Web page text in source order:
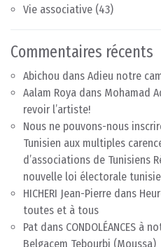
Vie associative (43)
Commentaires récents
Abichou dans Adieu notre
Aalam Roya dans Mohamad
revoir l’artiste!
Nous ne pouvons-nous
Tunisien aux multiples
d’associations de Tunisiens
nouvelle loi électorale
HICHERI Jean-Pierre dans
toutes et à tous
Pat dans CONDOLÉANCES à
Belgacem Tebourbi (Moussa)